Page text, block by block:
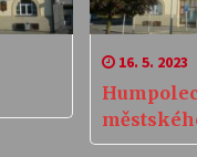
16. 5. 2023